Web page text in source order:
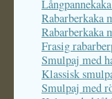
Rabarberkaka
Rabarberkaka
Frasig
Smulpaj med
Klassisk
Smulpaj med